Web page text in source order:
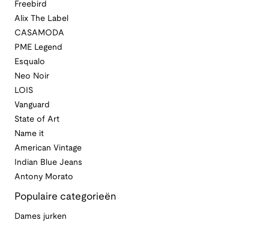
Freebird
Alix The Label
CASAMODA
PME Legend
Esqualo
Neo Noir
LOIS
Vanguard
State of Art
Name it
American Vintage
Indian Blue Jeans
Antony Morato
Populaire categorieën
Dames jurken